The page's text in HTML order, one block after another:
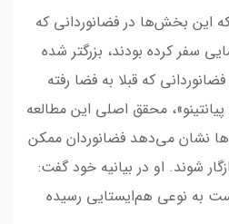
این بخش‌ها در فضانوردانی که
سفر کرده بودند، بزرگتر شده‌
که قبلا به فضا رفته
محقق اصلی این مطالعه
نشان می‌دهد فضانوردان ممکن
شوند. او در بیانیه خود گفت:
به نوعی هم‌ایستایی رسیده